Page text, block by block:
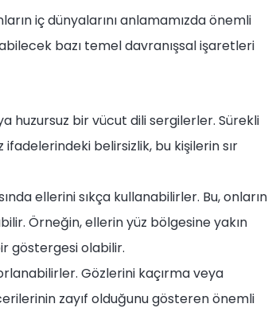
iç dünyalarını anlamamızda önemli
bazı temel davranışsal işaretleri
huzursuz bir vücut dili sergilerler. Sürekli
belirsizlik, bu kişilerin sır
ellerini sıkça kullanabilirler. Bu, onların
Örneğin, ellerin yüz bölgesine yakın
göstergesi olabilir.
Gözlerini kaçırma veya
zayıf olduğunu gösteren önemli